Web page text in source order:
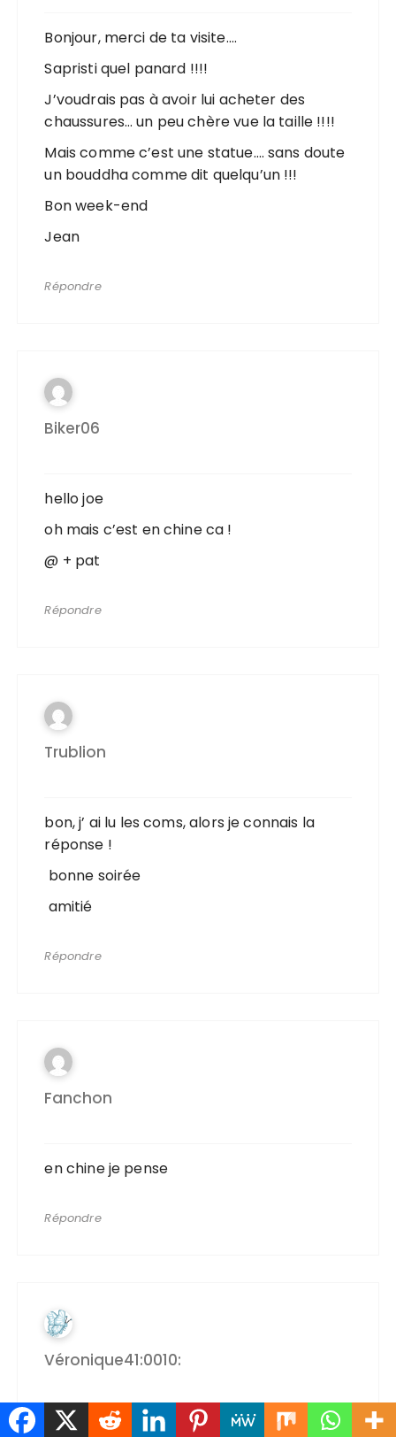
Bonjour, merci de ta visite….
Sapristi quel panard !!!!
J’voudrais pas à avoir lui acheter des
chaussures… un peu chère vue la taille !!!!
Mais comme c’est une statue…. sans doute
un bouddha comme dit quelqu’un !!!
Bon week-end
Jean
Répondre
Biker06
hello joe
oh mais c’est en chine ca !
@ + pat
Répondre
Trublion
bon, j’ ai lu les coms, alors je connais la
réponse !
bonne soirée
amitié
Répondre
Fanchon
en chine je pense
Répondre
Véronique41:0010:
coucou